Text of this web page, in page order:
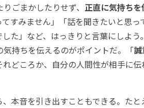
ごまかしたりせず、 正直に気持ちを
すみません」「話を聞きたいと思
た」など、はっきりと言葉にしよ
持ちを伝えるのがポイントだ。「
れどころか、自分の人間性が相手に
本音を引き出すこともできる。た